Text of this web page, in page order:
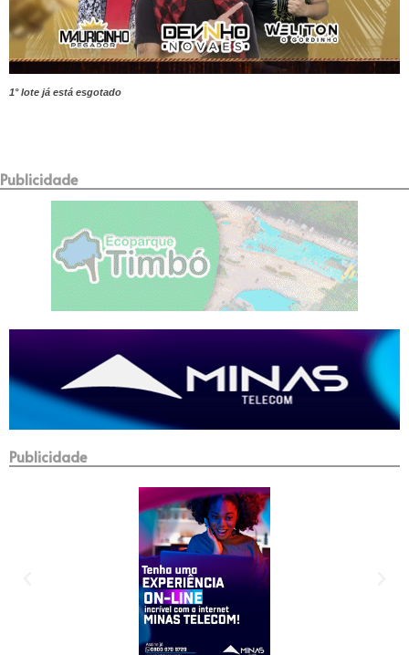
1° lote já está esgotado
Publicidade
Publicidade